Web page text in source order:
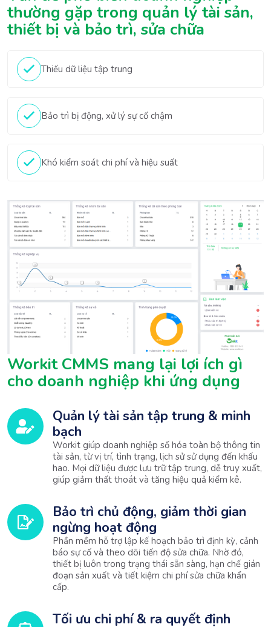
thường gặp trong quản lý tài sản,
thiết bị và bảo trì, sửa chữa
Thiếu dữ liệu tập trung
Bảo trì bị động, xử lý sự cố chậm
Khó kiểm soát chi phí và hiệu suất
Workit CMMS mang lại lợi ích gì
cho doanh nghiệp khi ứng dụng
Quản lý tài sản tập trung & minh
bạch
Workit giúp doanh nghiệp số hóa toàn bộ thông tin
tài sản, từ vị trí, tình trạng, lịch sử sử dụng đến khấu
hao. Mọi dữ liệu được lưu trữ tập trung, dễ truy xuất,
giúp giảm thất thoát và tăng hiệu quả kiểm kê.
Bảo trì chủ động, giảm thời gian
ngừng hoạt động
Phần mềm hỗ trợ lập kế hoạch bảo trì định kỳ, cảnh
báo sự cố và theo dõi tiến độ sửa chữa. Nhờ đó,
thiết bị luôn trong trạng thái sẵn sàng, hạn chế gián
đoạn sản xuất và tiết kiệm chi phí sửa chữa khẩn
cấp.
Tối ưu chi phí & ra quyết định